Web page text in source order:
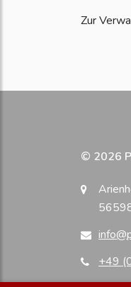
Zur
© 2026
+49